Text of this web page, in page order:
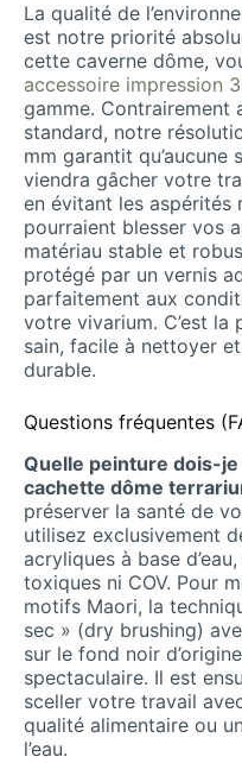
La qualité de
est notre priorité
cette caverne dôme,
accessoire impression
gamme. Contrairement
standard, notre
mm garantit qu’aucune
viendra gâcher votre
en évitant les aspérités
pourraient blesser vos
matériau stable et
protégé par un vernis
parfaitement aux
votre vivarium. C’est la
sain, facile à nettoyer
durable.
Questions fréquentes
Quelle peinture dois-
cachette dôme
préserver la santé de
utilisez exclusivement
acryliques à base
toxiques ni COV. Pour
motifs Maori, la
sec » (dry brushing)
sur le fond noir
spectaculaire. Il est
sceller votre travail
qualité alimentaire ou
l’eau.